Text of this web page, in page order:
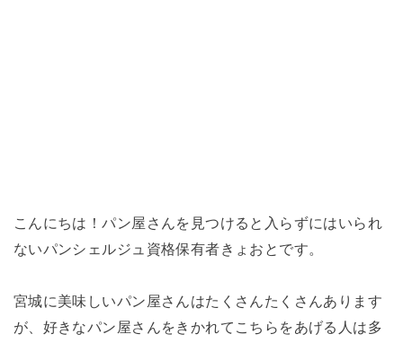
こんにちは！パン屋さんを見つけると入らずにはいられ
ないパンシェルジュ資格保有者きょおとです。
宮城に美味しいパン屋さんはたくさんたくさんあります
が、好きなパン屋さんをきかれてこちらをあげる人は多